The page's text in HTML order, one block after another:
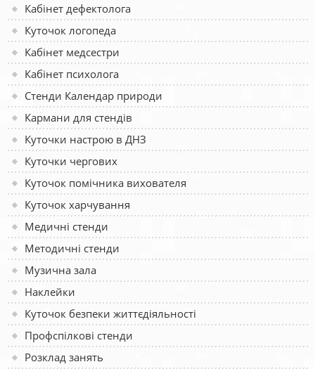
Кабінет дефектолога
Куточок логопеда
Кабінет медсестри
Кабінет психолога
Стенди Календар природи
Кармани для стендів
Куточки настрою в ДНЗ
Куточки чергових
Куточок помічника вихователя
Куточок харчування
Медичні стенди
Методичні стенди
Музична зала
Наклейки
Куточок безпеки життєдіяльності
Профспілкові стенди
Розклад занять